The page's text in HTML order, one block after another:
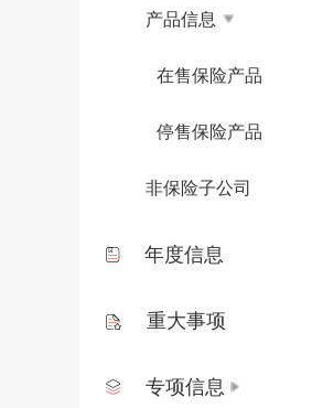
产品信息
在售保险产品
停售保险产品
非保险子公司
年度信息
重大事项
专项信息